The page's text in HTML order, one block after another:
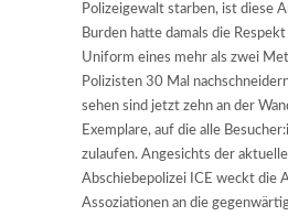
Polizeigewalt starben, ist diese
Burden hatte damals die
Uniform eines mehr als zwei
Polizisten 30 Mal
sehen sind jetzt zehn an der
Exemplare, auf die alle
zulaufen. Angesichts der
Abschiebepolizei ICE weckt die
Assoziationen an die